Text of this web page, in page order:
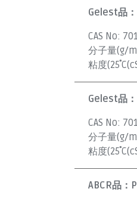
Gelest品：
CAS No:
分子量(g/
粘度
Gelest品：
CAS No:
分子量(g/
粘度
ABCR品：